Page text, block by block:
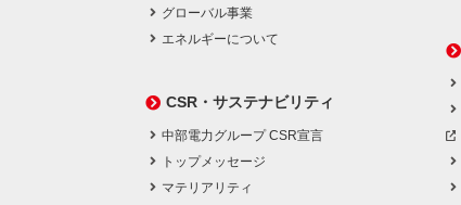
グローバル事業
エネルギーについて
CSR・サステナビリティ
中部電力グループ CSR宣言
トップメッセージ
マテリアリティ